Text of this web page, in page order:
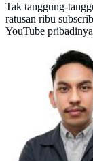
Tak tanggung-
ratusan ribu
YouTube